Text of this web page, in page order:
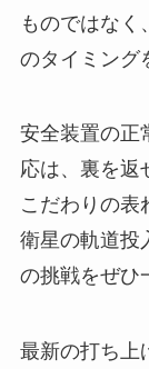
ものではなく
のタイミング
安全装置の正
応は、裏を返
こだわりの表
衛星の軌道投
の挑戦をぜひ
最新の打ち上